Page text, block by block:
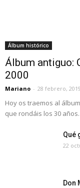
Álbum histórico
Álbum antiguo:
2000
Mariano - 28 febrero, 2019
Hoy os traemos al
que rondáis los 30
Qué
22
Don